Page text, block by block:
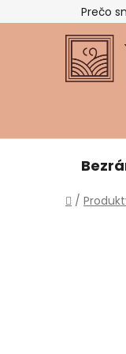
na
Prečo
Domov
/